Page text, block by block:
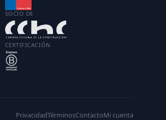
SOCIO DE
CERTIFICACIÓN
PrivacidadTérminosContactoMi cuenta